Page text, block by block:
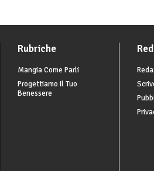
Rubriche
Mangia Come Parli
Progettiamo Il Tuo
Benessere